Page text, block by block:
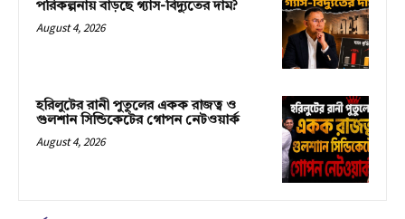
পরিকল্পনায় বাড়ছে গ্যাস-বিদ্যুতের দাম?
August 4, 2026
হরিলুটের রানী পুতুলের একক রাজত্ব ও
গুলশান সিন্ডিকেটের গোপন নেটওয়ার্ক
August 4, 2026